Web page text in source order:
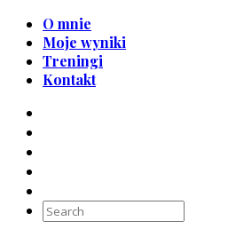
O mnie
Moje wyniki
Treningi
Kontakt